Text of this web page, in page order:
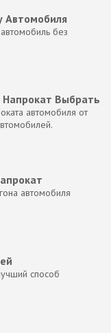
Автомобиля
без
Выбрать
автомобиля от
автомобиля
способ